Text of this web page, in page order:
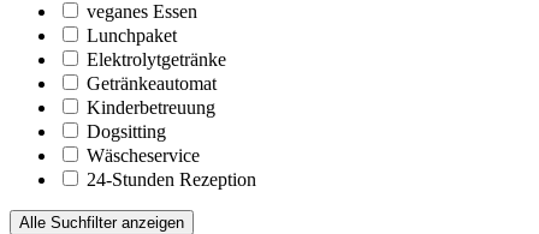
veganes Essen
Lunchpaket
Elektrolytgetränke
Getränkeautomat
Kinderbetreuung
Dogsitting
Wäscheservice
24-Stunden Rezeption
Alle Suchfilter anzeigen